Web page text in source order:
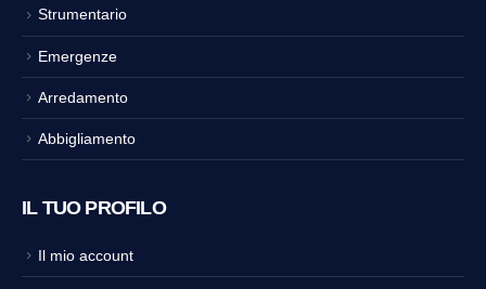
Strumentario
Emergenze
Arredamento
Abbigliamento
IL TUO PROFILO
Il mio account